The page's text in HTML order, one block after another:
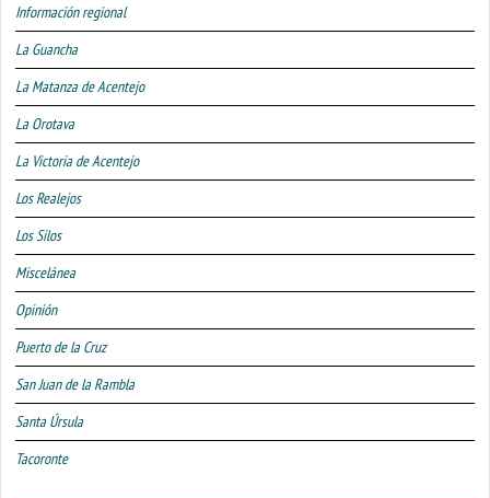
Información regional
La Guancha
La Matanza de Acentejo
La Orotava
La Victoria de Acentejo
Los Realejos
Los Silos
Miscelánea
Opinión
Puerto de la Cruz
San Juan de la Rambla
Santa Úrsula
Tacoronte